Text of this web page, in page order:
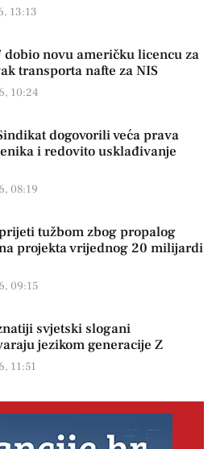
13:13
dobio novu američku licencu za
transporta nafte za NIS
10:24
dogovorili veća prava
i redovito usklađivanje
08:19
tužbom zbog propalog
projekta vrijednog 20 milijardi
09:15
svjetski slogani
jezikom generacije Z
11:51